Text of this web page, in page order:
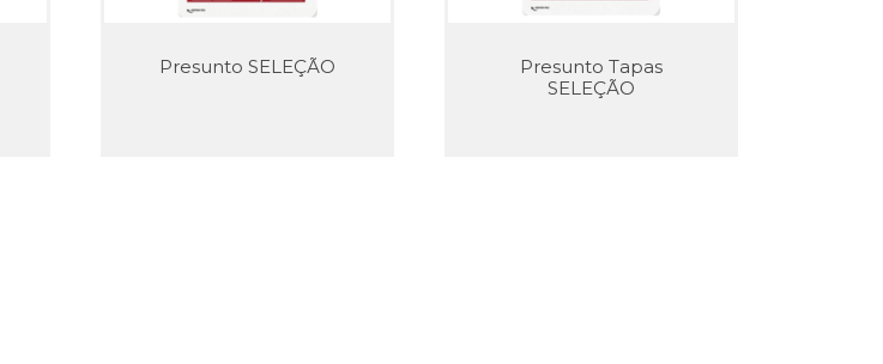
Presunto SELEÇÃO
Presunto Tapas
SELEÇÃO